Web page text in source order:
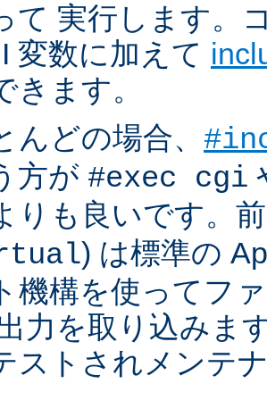
て 実行します。
変数に加えて
きます。
んどの場合、
方が #exec cgi
りも良いです。
) は標準の
機構を使ってフ
力を取り込みま
ストされメンテ